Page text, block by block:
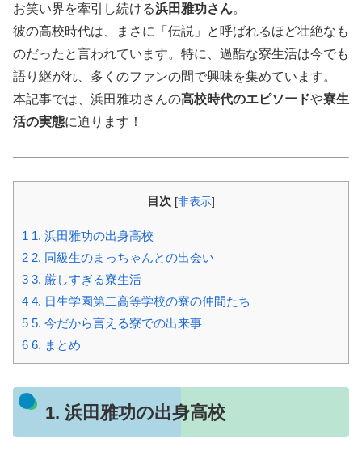
お笑い界を牽引し続ける浜田雅功さん。
彼の高校時代は、まさに「伝説」と呼ばれるほど壮絶なも
のだったと言われています。特に、過酷な寮生活は今でも
語り継がれ、多くのファンの間で興味を集めています。
本記事では、浜田雅功さんの高校時代のエピソードや寮生
活の実態に迫ります！
目次 [非表示]
1 1. 浜田雅功の出身高校
2 2. 同級生のまっちゃんとの出会い
3 3. 厳しすぎる寮生活
4 4. 日生学園第二高等学校の寮の仲間たち
5 5. 今だから言える寮での出来事
6 6. まとめ
1. 浜田雅功の出身高校